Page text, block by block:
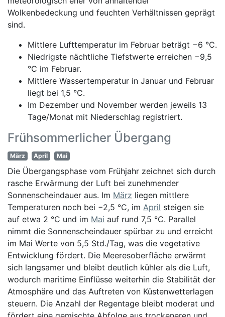
Wolkenbedeckung und feuchten Verhältnissen geprägt
sind.
Mittlere Lufttemperatur im Februar beträgt −6 °C.
Niedrigste nächtliche Tiefstwerte erreichen −9,5
°C im Februar.
Mittlere Wassertemperatur in Januar und Februar
liegt bei 1,5 °C.
Im Dezember und November werden jeweils 13
Tage/Monat mit Niederschlag registriert.
Frühsommerlicher Übergang
März April Mai
Die Übergangsphase vom Frühjahr zeichnet sich durch
rasche Erwärmung der Luft bei zunehmender
Sonnenscheindauer aus. Im März liegen mittlere
Temperaturen noch bei −2,5 °C, im April steigen sie
auf etwa 2 °C und im Mai auf rund 7,5 °C. Parallel
nimmt die Sonnenscheindauer spürbar zu und erreicht
im Mai Werte von 5,5 Std./Tag, was die vegetative
Entwicklung fördert. Die Meeresoberfläche erwärmt
sich langsamer und bleibt deutlich kühler als die Luft,
wodurch maritime Einflüsse weiterhin die Stabilität der
Atmosphäre und das Auftreten von Küstenwetterlagen
steuern. Die Anzahl der Regentage bleibt moderat und